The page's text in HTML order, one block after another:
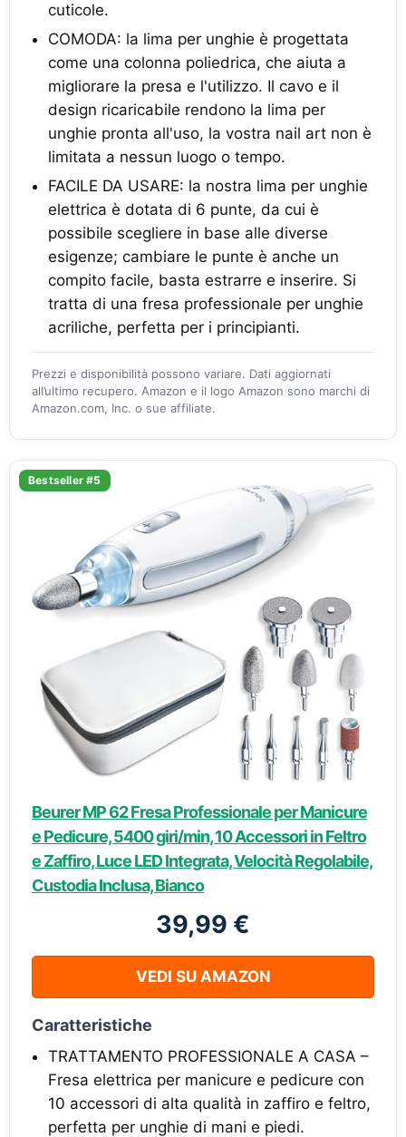
cuticole.
COMODA: la lima per unghie è progettata
come una colonna poliedrica, che aiuta a
migliorare la presa e l'utilizzo. Il cavo e il
design ricaricabile rendono la lima per
unghie pronta all'uso, la vostra nail art non è
limitata a nessun luogo o tempo.
FACILE DA USARE: la nostra lima per unghie
elettrica è dotata di 6 punte, da cui è
possibile scegliere in base alle diverse
esigenze; cambiare le punte è anche un
compito facile, basta estrarre e inserire. Si
tratta di una fresa professionale per unghie
acriliche, perfetta per i principianti.
Prezzi e disponibilità possono variare. Dati aggiornati
all’ultimo recupero. Amazon e il logo Amazon sono marchi di
Amazon.com, Inc. o sue affiliate.
Bestseller #5
Beurer MP 62 Fresa Professionale per Manicure
e Pedicure, 5400 giri/min, 10 Accessori in Feltro
e Zaffiro, Luce LED Integrata, Velocità Regolabile,
Custodia Inclusa, Bianco
39,99 €
VEDI SU AMAZON
Caratteristiche
TRATTAMENTO PROFESSIONALE A CASA –
Fresa elettrica per manicure e pedicure con
10 accessori di alta qualità in zaffiro e feltro,
perfetta per unghie di mani e piedi.